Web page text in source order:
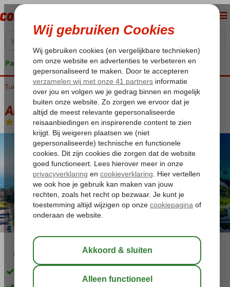
Pakketgarantie
Home
Turkije Turkse Riviera Antalya Antalya-Centrum Akra Hotel
Akra Hotel
Logies-Hotel
03:45 aug 33°C
Direct aan het privéstrand